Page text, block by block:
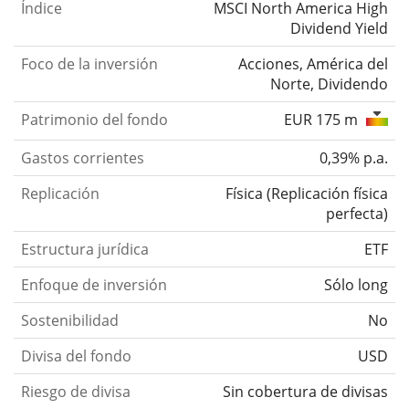
Índice
MSCI North America High
Dividend Yield
Foco de la inversión
Acciones, América del
Norte, Dividendo
Patrimonio del fondo
EUR 175 m
Gastos corrientes
0,39% p.a.
Replicación
Física (Replicación física
perfecta)
Estructura jurídica
ETF
Enfoque de inversión
Sólo long
Sostenibilidad
No
Divisa del fondo
USD
Riesgo de divisa
Sin cobertura de divisas